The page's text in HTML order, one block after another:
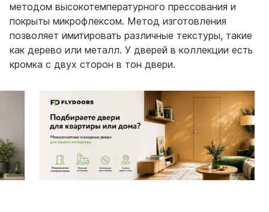
методом высокотемпературного прессования и
покрыты микрофлексом. Метод изготовления
позволяет имитировать различные текстуры, такие
как дерево или металл. У дверей в коллекции есть
кромка с двух сторон в тон двери.